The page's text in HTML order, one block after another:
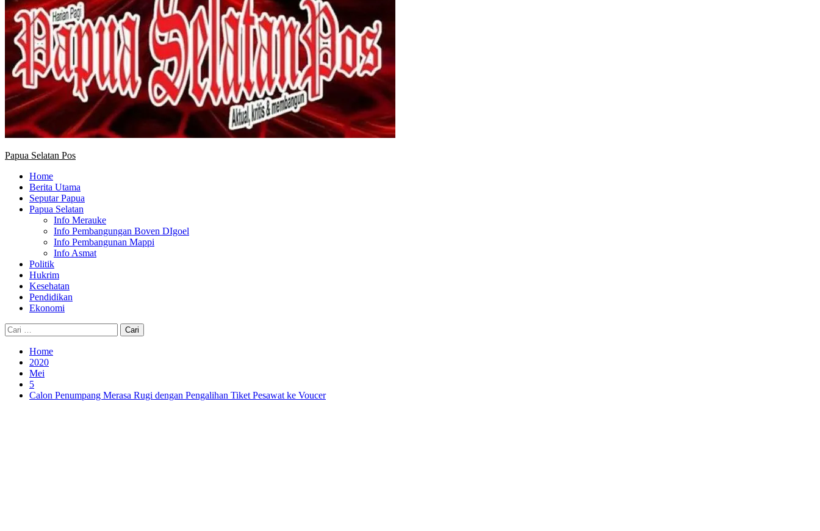
Papua Selatan Pos
Home
Berita Utama
Seputar Papua
Papua Selatan
Info Merauke
Info Pembangungan Boven DIgoel
Info Pembangunan Mappi
Info Asmat
Politik
Hukrim
Kesehatan
Pendidikan
Ekonomi
Cari
untuk:
Home
2020
Mei
5
Calon Penumpang Merasa Rugi dengan Pengalihan Tiket Pesawat ke Voucer